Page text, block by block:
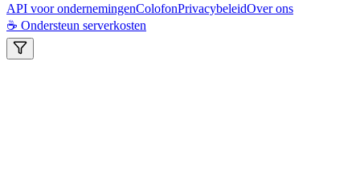
API voor ondernemingenColofonPrivacybeleidOver ons
☕ Ondersteun serverkosten